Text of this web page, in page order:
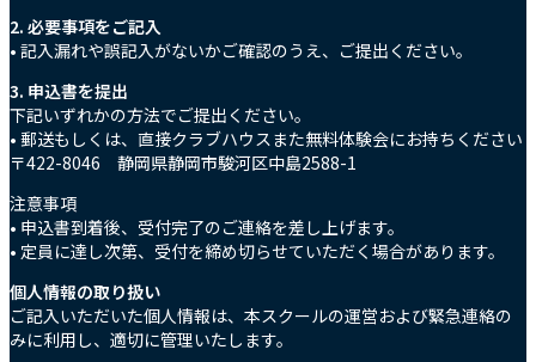
2. 必要事項をご記入
• 記入漏れや誤記入がないかご確認のうえ、ご提出ください。
3. 申込書を提出
下記いずれかの方法でご提出ください。
• 郵送もしくは、直接クラブハウスまた無料体験会にお持ちください
〒422-8046 静岡県静岡市駿河区中島2588-1
注意事項
• 申込書到着後、受付完了のご連絡を差し上げます。
• 定員に達し次第、受付を締め切らせていただく場合があります。
個人情報の取り扱い
ご記入いただいた個人情報は、本スクールの運営および緊急連絡の
みに利用し、適切に管理いたします。